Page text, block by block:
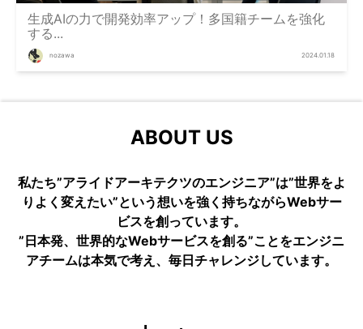
生成AIの力で開発効率アップ！多国籍チームを強化
する...
nozawa 2024.01.18
ABOUT US
私たち”アライドアーキテクツのエンジニア”は”世界をよ
りよく変えたい”という想いを強く持ちながらWebサー
ビスを創っています。
”日本発、世界的なWebサービスを創る”ことをエンジニ
アチームは本気で考え、毎日チャレンジしています。